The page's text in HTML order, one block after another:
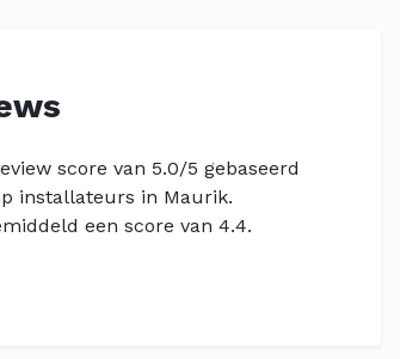
score van 5.0/5 gebaseerd
installateurs in Maurik.
een score van 4.4.